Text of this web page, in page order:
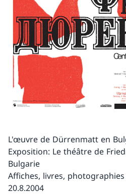
L'œuvre de Dürrenmatt en
Exposition: Le théâtre de
Bulgarie
Affiches, livres,
20.8.2004